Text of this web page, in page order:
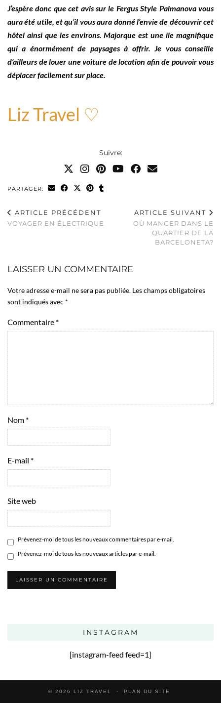
J’espère donc que cet avis sur le Fergus Style Palmanova vous
aura été utile, et qu’il vous aura donné l’envie de découvrir cet
hôtel ainsi que les environs. Majorque est une ile magnifique
qui a énormément de paysages à offrir. Je vous conseille
d’ailleurs de louer une voiture de location afin de pouvoir vous
déplacer facilement sur place.
Liz Travel ♡
Suivre:
PARTAGER:
ARTICLE PRÉCÉDENT
VOYAGER EN ÉLECTRIQUE
ARTICLE SUIVANT
OÙ MANGER DANS LE
QUARTIER DE LA
BARCELONETA?
LAISSER UN COMMENTAIRE
Votre adresse e-mail ne sera pas publiée. Les champs obligatoires
sont indiqués avec *
Commentaire *
Nom *
E-mail *
Site web
Prévenez-moi de tous les nouveaux commentaires par e-mail.
Prévenez-moi de tous les nouveaux articles par e-mail.
INSTAGRAM
[instagram-feed feed=1]
© 2026 LIZ TRAVEL PLAN DU SITE